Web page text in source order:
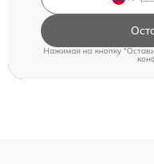
Нажимая на кнопку